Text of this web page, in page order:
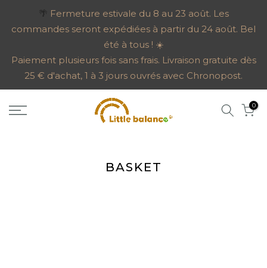
to
🌴 Fermeture estivale du 8 au 23 août. Les
commandes seront expédiées à partir du 24 août. Bel
été à tous ! ☀️
Paiement plusieurs fois sans frais. Livraison gratuite dès
25 € d'achat, 1 à 3 jours ouvrés avec Chronopost.
0
BASKET